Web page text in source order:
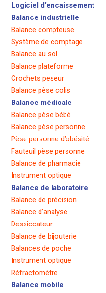
Logiciel d’encaissement
Balance industrielle
Balance compteuse
Système de comptage
Balance au sol
Balance plateforme
Crochets peseur
Balance pèse colis
Balance médicale
Balance pèse bébé
Balance pèse personne
Pèse personne d’obésité
Fauteuil pèse personne
Balance de pharmacie
Instrument optique
Balance de laboratoire
Balance de précision
Balance d’analyse
Dessiccateur
Balance de bijouterie
Balances de poche
Instrument optique
Réfractomètre
Balance mobile